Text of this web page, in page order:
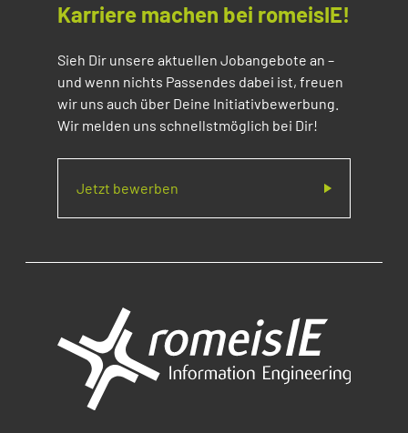
Karriere machen bei romeisIE!
Sieh Dir unsere aktuellen Jobangebote an –
und wenn nichts Passendes dabei ist, freuen
wir uns auch über Deine Initiativbewerbung.
Wir melden uns schnellstmöglich bei Dir!
Jetzt bewerben